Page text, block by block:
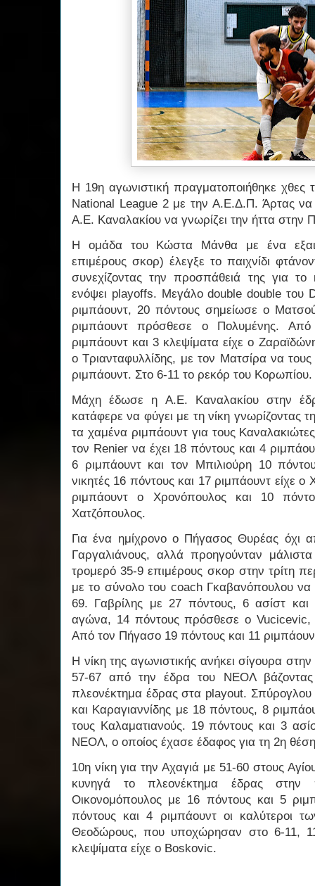
Η 19η αγωνιστική πραγματοποιήθηκε χθες
National League 2 με την Α.Ε.Δ.Π. Άρτας
Α.Ε. Καναλακίου να γνωρίζει την ήττα
Η ομάδα του Κώστα Μάνθα με ένα
επιμέρους σκορ) έλεγξε το παιχνίδι
συνεχίζοντας την προσπάθειά της για
ενόψει playoffs. Μεγάλο double double του
ριμπάουντ, 20 πόντους σημείωσε ο
ριμπάουντ πρόσθεσε ο Πολυμένης.
ριμπάουντ και 3 κλεψίματα είχε ο
ο Τριανταφυλλίδης, με τον Ματσίρα να
ριμπάουντ. Στο 6-11 το ρεκόρ του Κορωπίου.
Μάχη έδωσε η Α.Ε. Καναλακίου στην
κατάφερε να φύγει με τη νίκη γνωρίζοντας
τα χαμένα ριμπάουντ για τους
τον Renier να έχει 18 πόντους και 4
6 ριμπάουντ και τον Μπιλιούρη 10
νικητές 16 πόντους και 17 ριμπάουντ είχε
ριμπάουντ ο Χρονόπουλος και 10
Χατζόπουλος.
Για ένα ημίχρονο ο Πήγασος Θυρέας όχι
Γαργαλιάνους, αλλά προηγούνταν
τρομερό 35-9 επιμέρους σκορ στην τρίτη
με το σύνολο του coach Γκαβανόπουλου να
69. Γαβρίλης με 27 πόντους, 6 ασίστ και
αγώνα, 14 πόντους πρόσθεσε ο Vucicevic,
Από τον Πήγασο 19 πόντους και 11
Η νίκη της αγωνιστικής ανήκει σίγουρα
57-67 από την έδρα του ΝΕΟΛ βάζοντας
πλεονέκτημα έδρας στα playout. Σπύρογλου
και Καραγιαννίδης με 18 πόντους, 8
τους Καλαματιανούς. 19 πόντους και 3
ΝΕΟΛ, ο οποίος έχασε έδαφος για τη 2η
10η νίκη για την Αχαγιά με 51-60 στους
κυνηγά το πλεονέκτημα έδρας
Οικονομόπουλος με 16 πόντους και 5
πόντους και 4 ριμπάουντ οι καλύτεροι
Θεοδώρους, που υποχώρησαν στο 6-11,
κλεψίματα είχε ο Boskovic.